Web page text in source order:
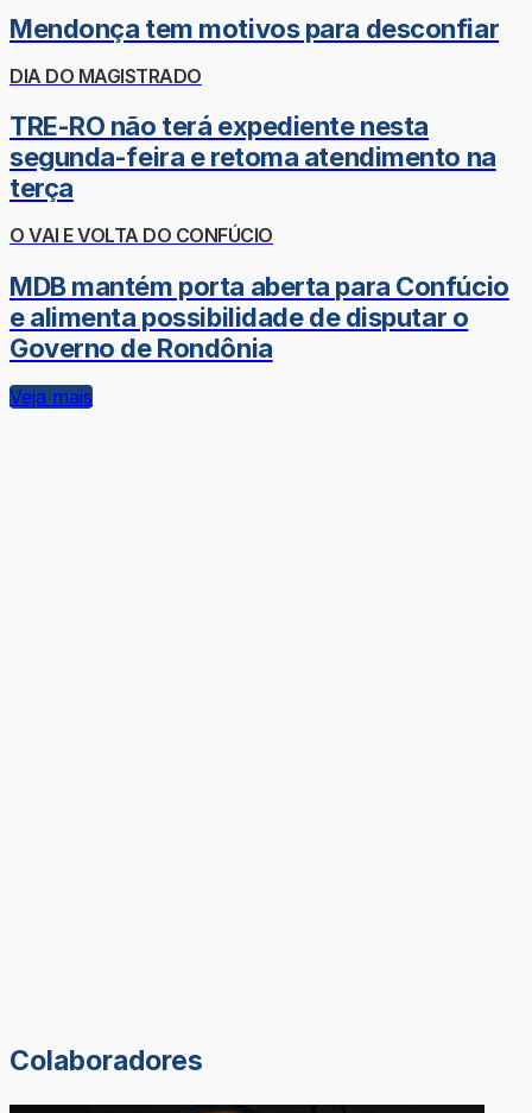
Mendonça tem motivos para desconfiar
DIA DO MAGISTRADO
TRE-RO não terá expediente nesta
segunda-feira e retoma atendimento na
terça
O VAI E VOLTA DO CONFÚCIO
MDB mantém porta aberta para Confúcio
e alimenta possibilidade de disputar o
Governo de Rondônia
Veja mais
Colaboradores